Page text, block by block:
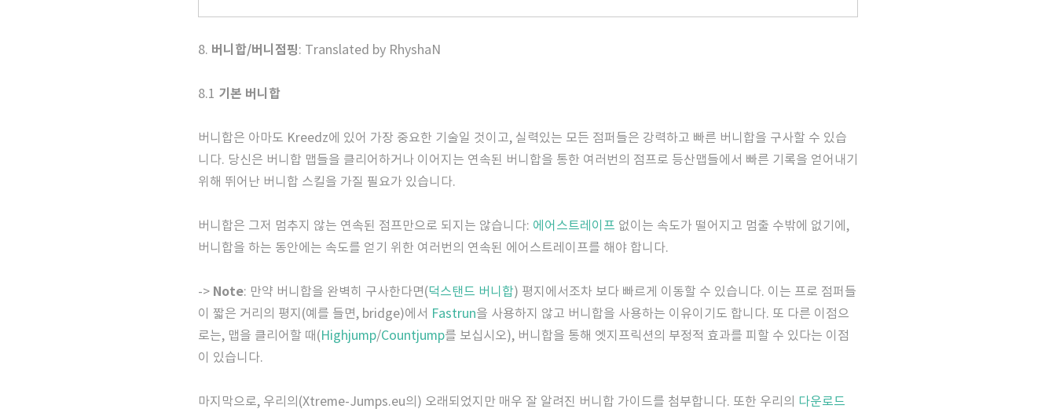
8. 버니합/버니점핑: Translated by RhyshaN
8.1 기본 버니합
버니합은 아마도 Kreedz에 있어 가장 중요한 기술일 것이고, 실력있는 모든 점퍼들은 강력하고 빠른 버니합을 구사할 수 있습
니다. 당신은 버니합 맵들을 클리어하거나 이어지는 연속된 버니합을 통한 여러번의 점프로 등산맵들에서 빠른 기록을 얻어내기
위해 뛰어난 버니합 스킬을 가질 필요가 있습니다.
버니합은 그저 멈추지 않는 연속된 점프만으로 되지는 않습니다: 에어스트레이프 없이는 속도가 떨어지고 멈출 수밖에 없기에,
버니합을 하는 동안에는 속도를 얻기 위한 여러번의 연속된 에어스트레이프를 해야 합니다.
-> Note: 만약 버니합을 완벽히 구사한다면(덕스탠드 버니합) 평지에서조차 보다 빠르게 이동할 수 있습니다. 이는 프로 점퍼들
이 짧은 거리의 평지(예를 들면, bridge)에서 Fastrun을 사용하지 않고 버니합을 사용하는 이유이기도 합니다. 또 다른 이점으
로는, 맵을 클리어할 때( Highjump/Countjump를 보십시오), 버니합을 통해 엣지프릭션의 부정적 효과를 피할 수 있다는 이점
이 있습니다.
마지막으로, 우리의(Xtreme-Jumps.eu의) 오래되었지만 매우 잘 알려진 버니합 가이드를 첨부합니다. 또한 우리의 다운로드